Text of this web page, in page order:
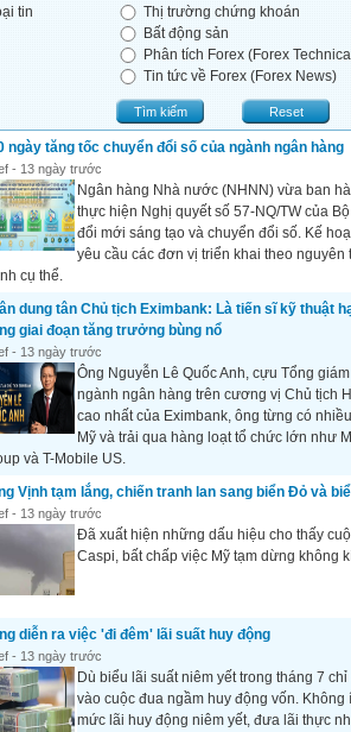
tin
Thị trường chứng khoán
Bất động sản
Phân tích Forex (Forex
Tin tức về Forex (Forex News)
Tìm kiếm Reset
ngày tăng tốc chuyển đổi số của ngành ngân hàng
- 13 ngày trước
Ngân hàng Nhà nước (NHNN) vừa ban
thực hiện Nghị quyết số 57-NQ/TW của
đổi mới sáng tạo và chuyển đổi số. Kế
yêu cầu các đơn vị triển khai theo
cụ thể.
dung tân Chủ tịch Eximbank: Là tiến sĩ kỹ thuật
giai đoạn tăng trưởng bùng nổ
- 13 ngày trước
Ông Nguyễn Lê Quốc Anh, cựu Tổng
ngành ngân hàng trên cương vị Chủ tịch
cao nhất của Eximbank, ông từng có
Mỹ và trải qua hàng loạt tổ chức lớn như
và T-Mobile US.
Vịnh tạm lắng, chiến tranh lan sang biển Đỏ và
- 13 ngày trước
Đã xuất hiện những dấu hiệu cho thấy
Caspi, bất chấp việc Mỹ tạm dừng không
diễn ra việc 'đi đêm' lãi suất huy động
- 13 ngày trước
Dù biểu lãi suất niêm yết trong tháng 7
vào cuộc đua ngầm huy động vốn.
mức lãi huy động niêm yết, đưa lãi thực